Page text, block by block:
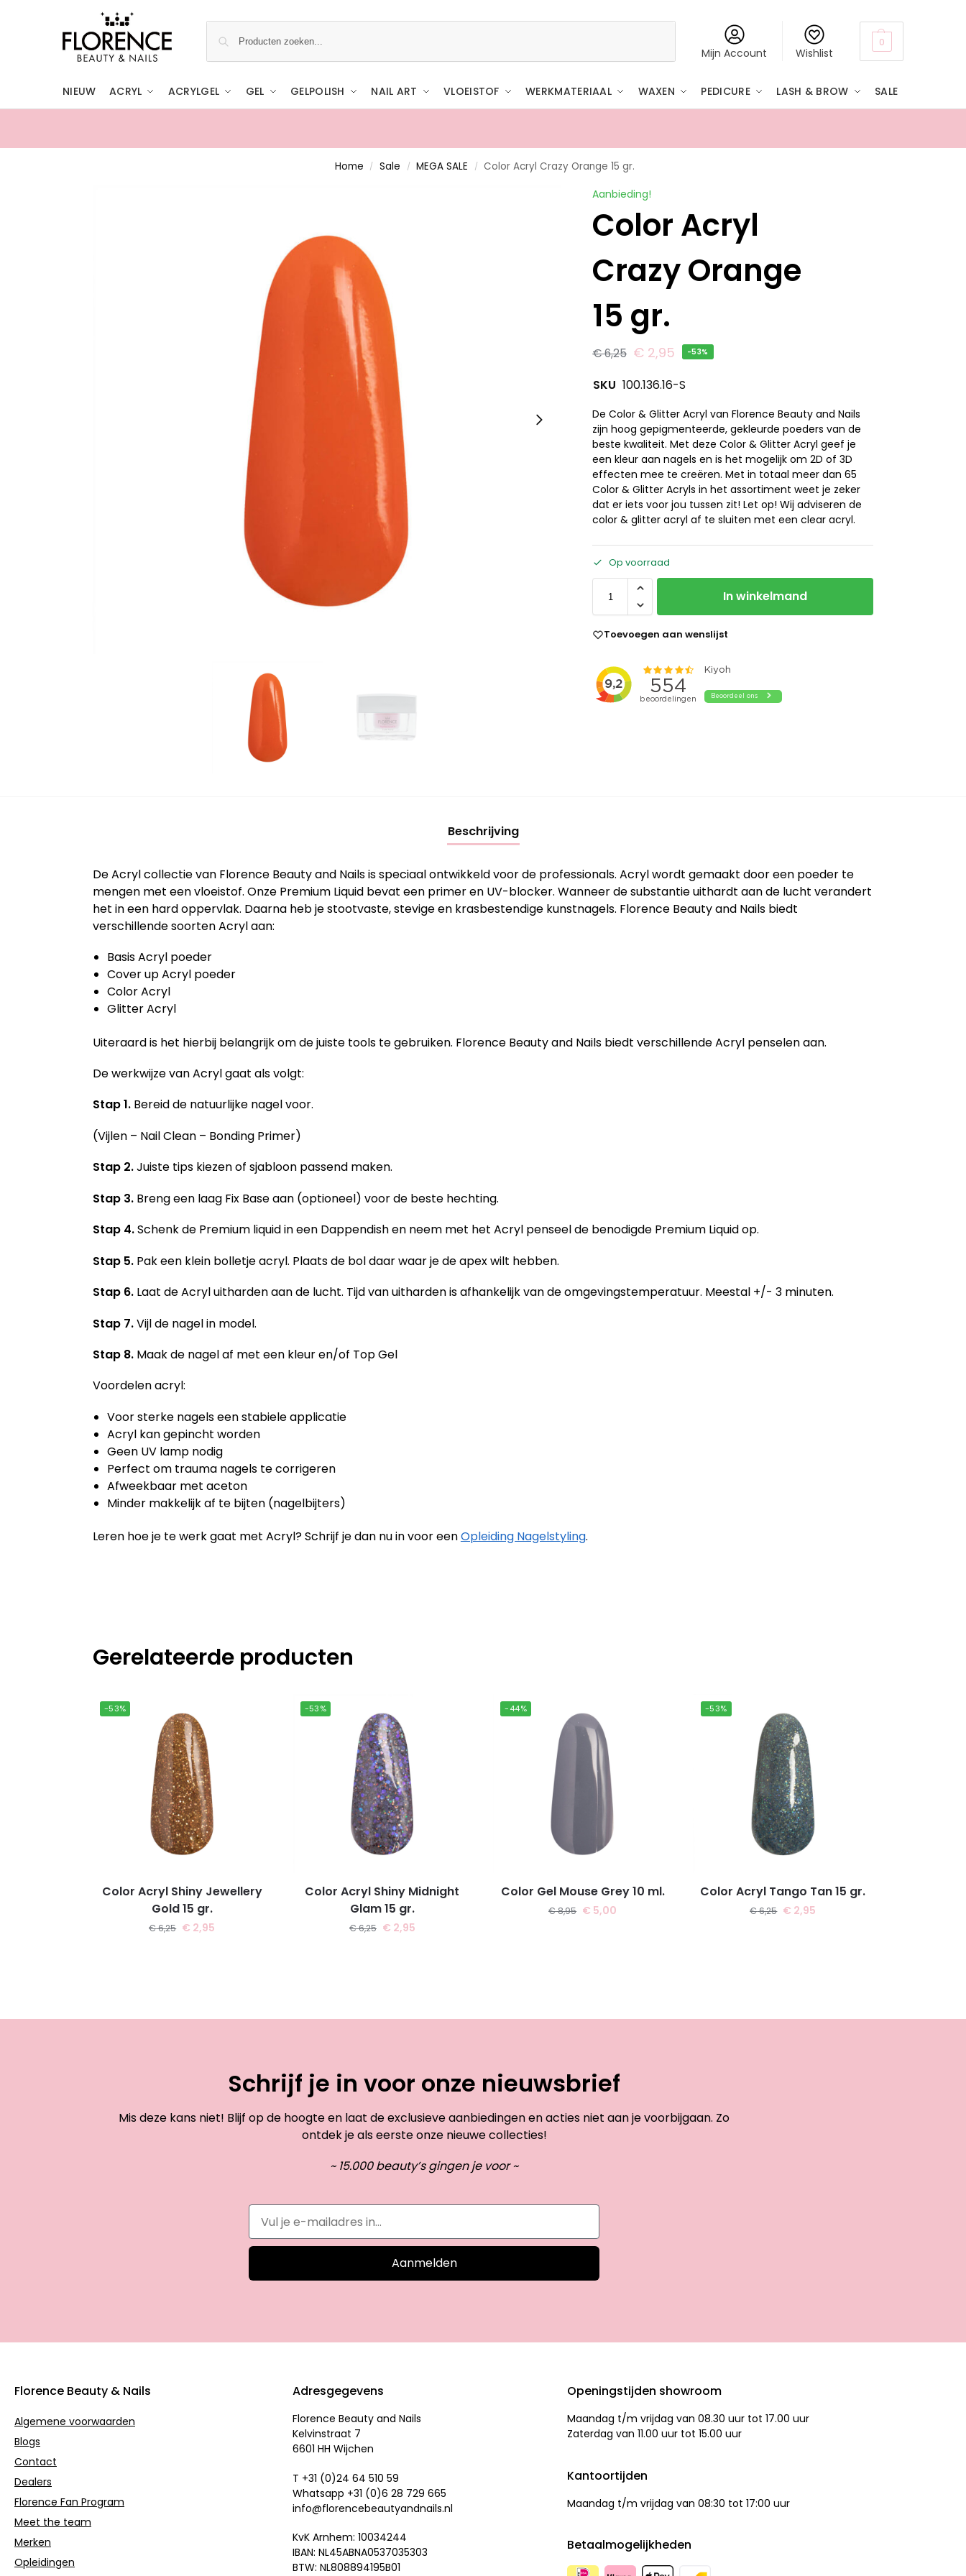
Mijn Account Wishlist
0
NIEUW ACRYL ACRYLGEL GEL GELPOLISH NAIL ART VLOEISTOF WERKMATERIAAL WAXEN PEDICURE LASH & BROW SALE
Home / Sale / MEGA SALE / Color Acryl Crazy Orange 15 gr.
Aanbieding!
Color Acryl
Crazy Orange
15 gr.
€6,25 € 2,95 -53%
SKU 100.136.16-S
De Color & Glitter Acryl van Florence Beauty and Nails
zijn hoog gepigmenteerde, gekleurde poeders van de
beste kwaliteit. Met deze Color & Glitter Acryl geef je
een kleur aan nagels en is het mogelijk om 2D of 3D
effecten mee te creëren. Met in totaal meer dan 65
Color & Glitter Acryls in het assortiment weet je zeker
dat er iets voor jou tussen zit! Let op! Wij adviseren de
color & glitter acryl af te sluiten met een clear acryl.
Op voorraad
In winkelmand
Toevoegen aan wenslijst
Beschrijving
De Acryl collectie van Florence Beauty and Nails is speciaal ontwikkeld voor de professionals. Acryl wordt gemaakt door een poeder te
mengen met een vloeistof. Onze Premium Liquid bevat een primer en UV-blocker. Wanneer de substantie uithardt aan de lucht verandert
het in een hard oppervlak. Daarna heb je stootvaste, stevige en krasbestendige kunstnagels. Florence Beauty and Nails biedt
verschillende soorten Acryl aan:
Basis Acryl poeder
Cover up Acryl poeder
Color Acryl
Glitter Acryl
Uiteraard is het hierbij belangrijk om de juiste tools te gebruiken. Florence Beauty and Nails biedt verschillende Acryl penselen aan.
De werkwijze van Acryl gaat als volgt:
Stap 1. Bereid de natuurlijke nagel voor.
(Vijlen – Nail Clean – Bonding Primer)
Stap 2.Juiste tips kiezen of sjabloon passend maken.
Stap 3. Breng een laag Fix Base aan (optioneel) voor de beste hechting.
Stap 4.Schenk de Premium liquid in een Dappendish en neem met het Acryl penseel de benodigde Premium Liquid op.
Stap 5. Pak een klein bolletje acryl. Plaats de bol daar waar je de apex wilt hebben.
Stap 6. Laat de Acryl uitharden aan de lucht. Tijd van uitharden is afhankelijk van de omgevingstemperatuur. Meestal +/- 3 minuten.
Stap 7.Vijl de nagel in model.
Stap 8. Maak de nagel af met een kleur en/of Top Gel
Voordelen acryl:
Voor sterke nagels een stabiele applicatie
Acryl kan gepincht worden
Geen UV lamp nodig
Perfect om trauma nagels te corrigeren
Afweekbaar met aceton
Minder makkelijk af te bijten (nagelbijters)
Leren hoe je te werk gaat met Acryl? Schrijf je dan nu in voor eenOpleiding Nagelstyling.
Gerelateerde producten
-53%
Color Acryl Shiny Jewellery
Gold 15 gr.
€6,25 € 2,95
-53%
Color Acryl Shiny Midnight
Glam 15 gr.
€6,25 € 2,95
-44%
Color Gel Mouse Grey 10 ml.
€8,95 € 5,00
-53%
Color Acryl Tango Tan 15 gr.
€6,25 € 2,95
Schrijf je in voor onze nieuwsbrief
Mis deze kans niet! Blijf op de hoogte en laat de exclusieve aanbiedingen en acties niet aan je voorbijgaan. Zo
ontdek je als eerste onze nieuwe collecties!
~ 15.000 beauty’s gingen je voor ~
Aanmelden
Florence Beauty & Nails
Algemene voorwaarden
Blogs
Contact
Dealers
Florence Fan Program
Meet the team
Merken
Opleidingen
Adresgegevens
Florence Beauty and Nails
Kelvinstraat 7
6601 HH Wijchen
T +31 (0)24 64 510 59
Whatsapp +31 (0)6 28 729 665
info@florencebeautyandnails.nl
KvK Arnhem: 10034244
IBAN: NL45ABNA0537035303
BTW: NL808894195B01
Openingstijden showroom
Maandag t/m vrijdag van 08.30 uur tot 17.00 uur
Zaterdag van 11.00 uur tot 15.00 uur
Kantoortijden
Maandag t/m vrijdag van 08:30 tot 17:00 uur
Betaalmogelijkheden